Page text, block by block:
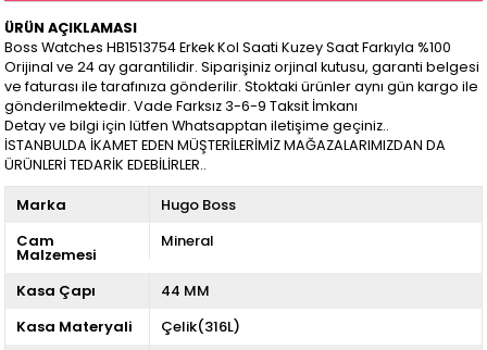
ÜRÜN AÇIKLAMASI
Boss Watches HB1513754 Erkek Kol Saati Kuzey Saat Farkıyla %100
Orijinal ve 24 ay garantilidir. Siparişiniz orjinal kutusu, garanti belgesi
ve faturası ile tarafınıza gönderilir. Stoktaki ürünler aynı gün kargo ile
gönderilmektedir. Vade Farksız 3-6-9 Taksit İmkanı
Detay ve bilgi için lütfen Whatsapptan iletişime geçiniz..
İSTANBULDA İKAMET EDEN MÜŞTERİLERİMİZ MAĞAZALARIMIZDAN DA
ÜRÜNLERİ TEDARİK EDEBİLİRLER..
Marka
Hugo Boss
Cam
Malzemesi
Mineral
Kasa Çapı
44 MM
Kasa Materyali
Çelik(316L)